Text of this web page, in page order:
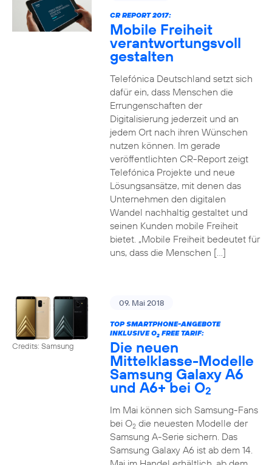
CR REPORT 2017:
Mobile Freiheit
verantwortungsvoll
gestalten
Telefónica Deutschland setzt sich
dafür ein, dass Menschen die
Errungenschaften der
Digitalisierung jederzeit und an
jedem Ort nach ihren Wünschen
nutzen können. Im gerade
veröffentlichten CR-Report zeigt
Telefónica Projekte und neue
Lösungsansätze, mit denen das
Unternehmen den digitalen
Wandel nachhaltig gestaltet und
seinen Kunden mobile Freiheit
bietet. „Mobile Freiheit bedeutet für
uns, dass die Menschen […]
Credits: Samsung
09. Mai 2018
TOP SMARTPHONE-ANGEBOTE
INKLUSIVE O2FREE TARIF:
Die neuen
Mittelklasse-Modelle
Samsung Galaxy A6
und A6+ bei O2
Im Mai können sich Samsung-Fans
bei O2die neuesten Modelle der
Samsung A-Serie sichern. Das
Samsung Galaxy A6 ist ab dem 14.